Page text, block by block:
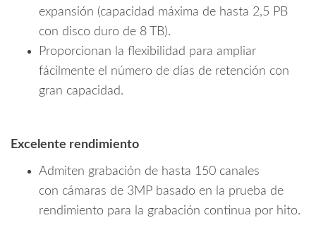
expansión (capacidad máxima de hasta 2,5 PB
con disco duro de 8 TB).
Proporcionan la flexibilidad para ampliar
fácilmente el número de días de retención con
gran capacidad.
Excelente rendimiento
Admiten grabación de hasta 150 canales
con cámaras de 3MP basado en la prueba de
rendimiento para la grabación continua por hito.